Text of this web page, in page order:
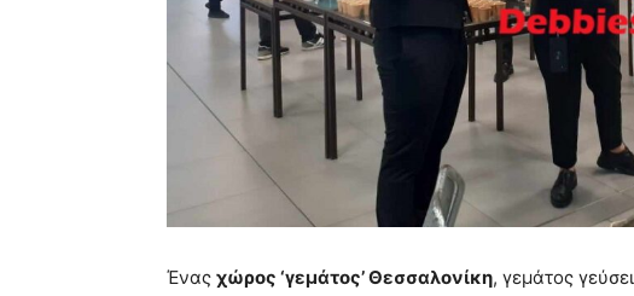
Ένας χώρος ‘γεμάτος’ Θεσσαλονίκη, γεμάτος